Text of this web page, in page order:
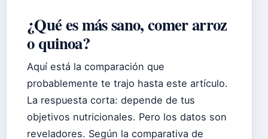
¿Qué es más sano, comer arroz
o quinoa?
Aquí está la comparación que
probablemente te trajo hasta este artículo.
La respuesta corta: depende de tus
objetivos nutricionales. Pero los datos son
reveladores. Según la comparativa de